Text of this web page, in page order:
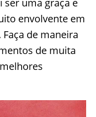
ser uma graça e
envolvente em
Faça de maneira
de muita